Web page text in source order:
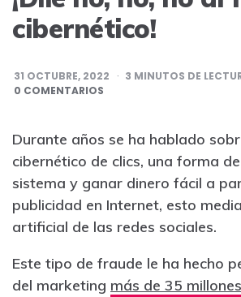
cibernético!
31 OCTUBRE, 2022 3 MINUTOS DE
0 COMENTARIOS
Durante años se ha hablado
cibernético de clics, una forma
sistema y ganar dinero fácil a
publicidad en Internet, esto
artificial de las redes sociales.
Este tipo de fraude le ha hecho
del marketing más de 35